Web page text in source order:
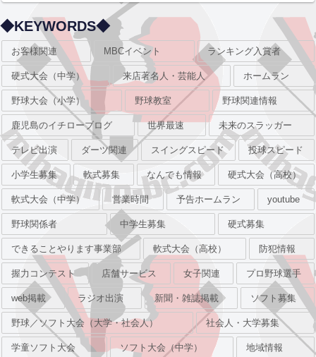
◆KEYWORDS◆
お客様関連 MBCイベント ランキング入賞者
硬式大会（中学） 来店著名人・芸能人 ホームラン
野球大会（小学） 野球教室 野球関連情報
鹿児島のイチローブログ 世界最速 未来のスラッガー
テレビ出演 ダーツ関連 スイングスピード 投球スピード
小学生募集 軟式募集 なんでも情報 硬式大会（高校）
軟式大会（中学） 営業時間 予告ホームラン youtube
野球関係者 中学生募集 硬式募集
できることやります事業部 軟式大会（高校） 防犯情報
握力コンテスト 店舗サービス 女子関連 プロ野球選手
web掲載 ラジオ出演 新聞・雑誌掲載 ソフト募集
野球／ソフト大会（大学・社会人） 社会人・大学募集
学童ソフト大会 ソフト大会（中学） 地域情報